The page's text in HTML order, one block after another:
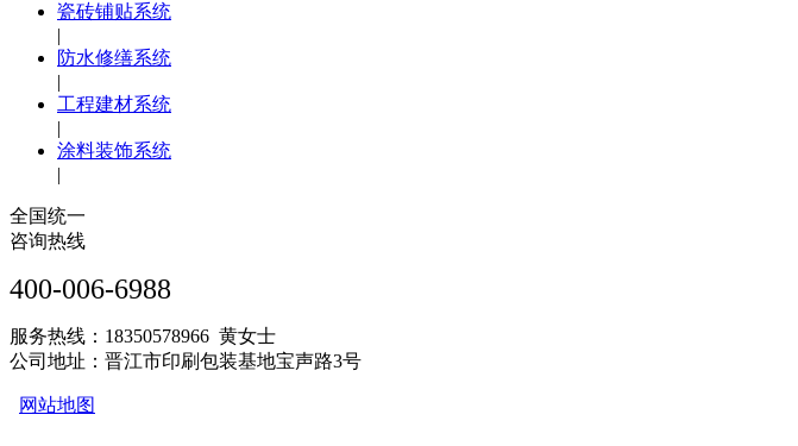
瓷砖铺贴系统
|
防水修缮系统
|
工程建材系统
|
涂料装饰系统
|
全国统一
咨询热线
400-006-6988
服务热线：18350578966 黄女士
公司地址：晋江市印刷包装基地宝声路3号
网站地图